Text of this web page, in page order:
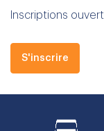
Inscriptions
S'inscrire